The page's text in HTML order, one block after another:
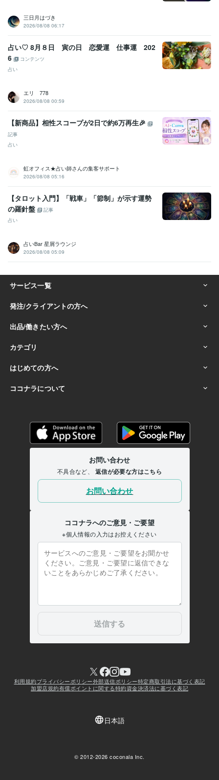
三日月はづき
2026/08/08 06:17
占い♡ 8月８日 寅の日 恋愛運 仕事運 202
6
コンテンツ
占い
エリ 778
2026/08/08 00:59
【新商品】相性スコープが2日で約6万再生🎉
記事
占い
虹オフィス★占い師さんの集客サポート
2026/08/08 05:16
【タロット入門】「戦車」「節制」が示す運勢
の羅針盤
記事
占い
占いBar 星屑ラウンジ
2026/08/08 05:09